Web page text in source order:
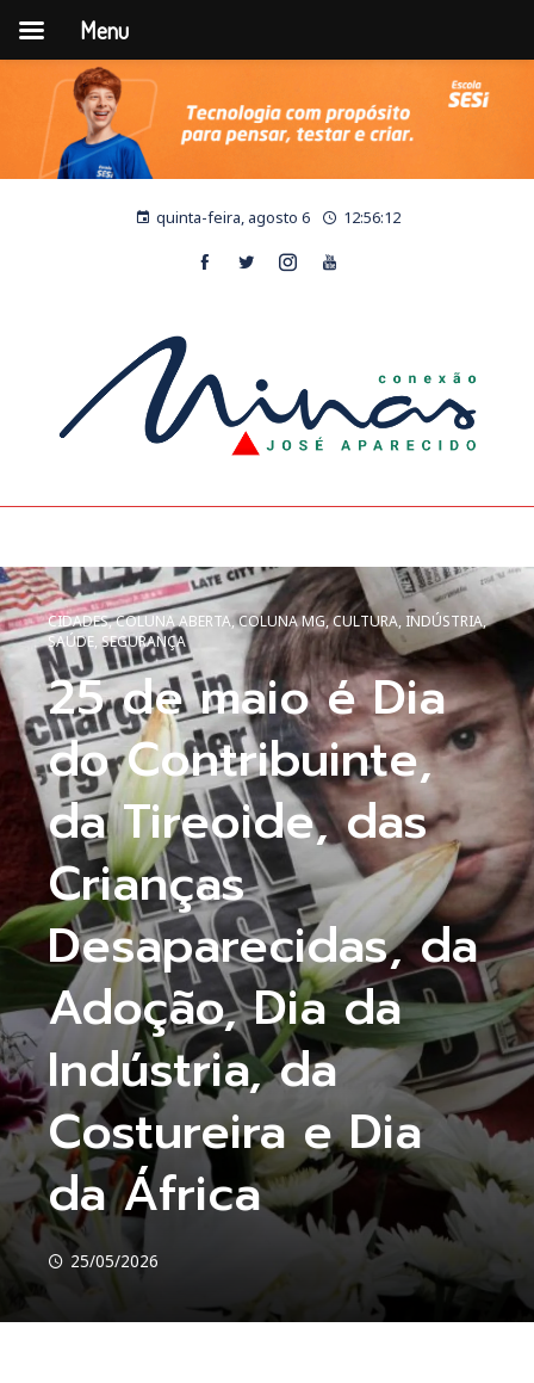
quinta-feira, agosto 6 12:56:14
CIDADES,COLUNA ABERTA,COLUNA MG,CULTURA, INDÚSTRIA,
SAÚDE, SEGURANÇA
25 de maio é Dia
do Contribuinte,
da Tireoide, das
Crianças
Desaparecidas, da
Adoção, Dia da
Indústria, da
Costureira e Dia
da África
25/05/2026
Menu